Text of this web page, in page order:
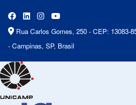
Rua Carlos Gomes, 250 - CEP: 13083-
- Campinas, SP, Brasil